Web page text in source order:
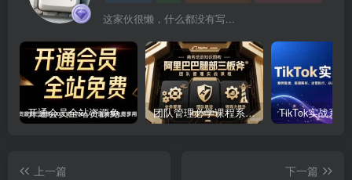
这家伙很懒，什么都没有写...
开通会员全站资源免费下载 开通VIP会员 HY资源库 团队管理必学课程系列，阿里巴巴“腿部三板斧”
上一篇
下一篇